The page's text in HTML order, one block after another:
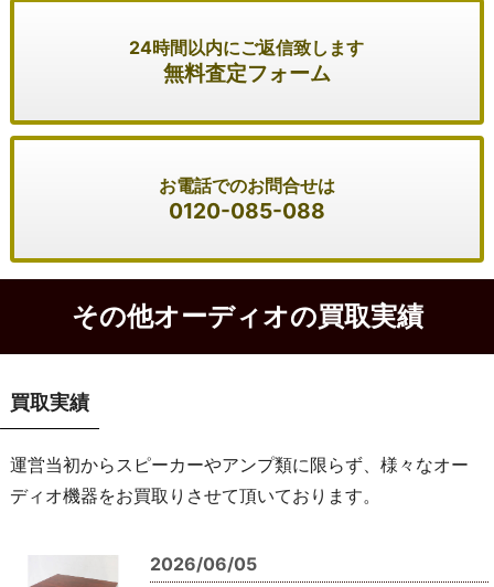
24時間以内にご返信致します
無料査定フォーム
お電話でのお問合せは
0120-085-088
その他オーディオの買取実績
買取実績
運営当初からスピーカーやアンプ類に限らず、様々なオー
ディオ機器をお買取りさせて頂いております。
2026/06/05